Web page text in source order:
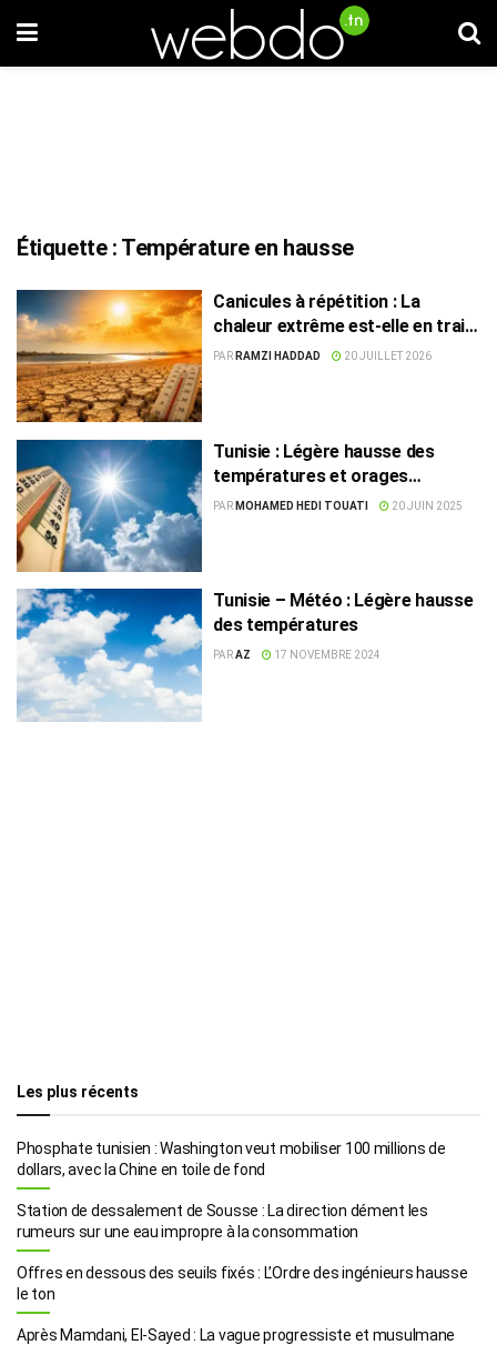
Étiquette : Température en hausse
Canicules à répétition : La
chaleur extrême est-elle en train
de devenir la nouvelle norme ?
PAR RAMZI HADDAD 20 JUILLET 2026
Tunisie : Légère hausse des
températures et orages
localisés
PAR MOHAMED HEDI TOUATI 20 JUIN 2025
Tunisie – Météo : Légère hausse
des températures
PARAZ 17 NOVEMBRE 2024
Les plus récents
Phosphate tunisien : Washington veut mobiliser 100 millions de
dollars, avec la Chine en toile de fond
Station de dessalement de Sousse : La direction dément les
rumeurs sur une eau impropre à la consommation
Offres en dessous des seuils fixés : L’Ordre des ingénieurs hausse
le ton
Après Mamdani, El-Sayed : La vague progressiste et musulmane